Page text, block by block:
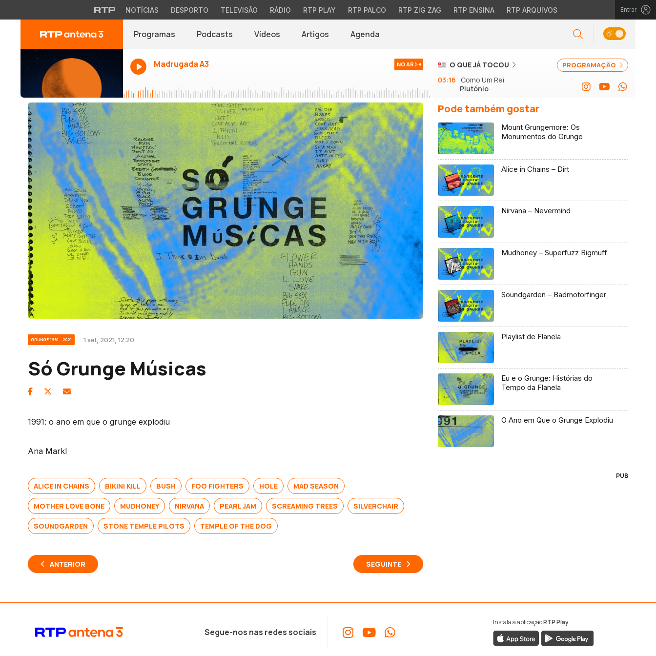
NOTÍCIAS DESPORTO TELEVISÃO RÁDIO RTP PLAY RTP PALCO RTP ZIG ZAG RTP ENSINA RTP ARQUIVOS Entrar
Programas Podcasts Vídeos Artigos Agenda
Madrugada A3 NO AR PROGRAMAÇÃO
O QUE JÁ TOCOU
03:16
Como Um Rei
Plutónio
GRUNGE 1991 – 2021 1 set, 2021, 12:20
Só Grunge Músicas
1991: o ano em que o grunge explodiu
Ana Markl
ALICE IN CHAINS BIKINI KILL BUSH FOO FIGHTERS HOLE MAD SEASON
MOTHER LOVE BONE MUDHONEY NIRVANA PEARL JAM SCREAMING TREES SILVERCHAIR
SOUNDGARDEN STONE TEMPLE PILOTS TEMPLE OF THE DOG
ANTERIOR SEGUINTE
Pode também gostar
Mount Grungemore: Os
Monumentos do Grunge
Alice in Chains – Dirt
Nirvana – Nevermind
Mudhoney – Superfuzz Bigmuff
Soundgarden – Badmotorfinger
Playlist de Flanela
Eu e o Grunge: Histórias do
Tempo da Flanela
O Ano em Que o Grunge Explodiu
PUB
Segue-nos nas redes sociais
Instala a aplicaçãoRTP Play